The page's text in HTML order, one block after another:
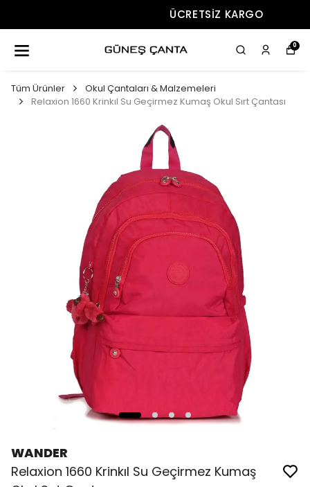
ÜCRETSIZ KARGO
0
Tüm Ürünler
Okul Çantaları & Malzemeleri
Relaxion 1660 Krinkıl Su Geçirmez Kumaş Okul Sırt Çantası
WANDER
Relaxion 1660 Krinkıl Su Geçirmez Kumaş